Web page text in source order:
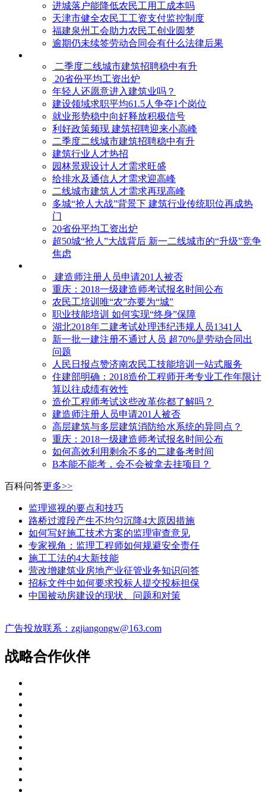
进城落户能降低农民工用工成本吗
天津市健全农民工工资支付监控制度
福建泉州工会助力农民工创业圆梦
逾期仍未续签劳动合同会有什么法律后果
二季度二线城市建筑招聘稳中有升
20省份平均工资出炉
年轻人还愿意进入建筑业吗？
建设领域求职平均61.5人争夺1个岗位
就业形势稳中向好释放积极信号
利好政策频现 建筑招聘迎来小高峰
二季度二线城市建筑招聘稳中有升
建筑行业人才热招
园林景观设计人才需求旺盛
给排水及通信人才需求迎高峰
二线城市建筑人才需求再现高峰
多城“抢人大战”背景下 建筑行业传统职位再成热
门
20省份平均工资出炉
超50城“抢人”大战背后 新一二线城市的“升级”竞争
焦虑
建造师注册人员申请201人被否
​重庆：2018一级建造师考试报名时间公布
农民工培训唯“农”亦要为“城”
职业技能培训 如何实现“终身”保障
湖北2018年二建考试处理违纪违规人员1341人
新一批一建注册不通过人员 超70%是劳动合同出
问题
人民日报点赞济南农民工技能培训一站式服务
住建部明确：2018造价工程师开考专业工作年限计
算以往成绩有效性
造价工程师考试这些改革你都了解吗？
建造师注册人员申请201人被否
高层建筑与多层建筑消防给水系统的异同点？
​重庆：2018一级建造师考试报名时间公布
如何高效利用剩余不多的二建备考时间
B本能不能考，会不会被拿去挂项目？
百科问答更多>>
监理巡视的要点和技巧
路桥过渡段产生不均匀沉降4大原因措施
如何写好施工技术方案的监理审查意见
专家视角：监理工程师如何规避安全责任
施工工法的4大新技能
营改增建筑业房地产业征管业务知识问答
招标文件中如何要求投标人提交投标担保
中国被动房建设的现状、问题和对策
广告投放联系：zgjiangongw@163.com
战略合作伙伴